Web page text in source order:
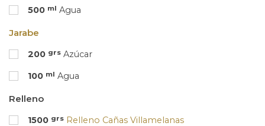
500 ml Agua
Jarabe
200 grs Azúcar
100 ml Agua
Relleno
1500 grs Relleno Cañas Villamelanas